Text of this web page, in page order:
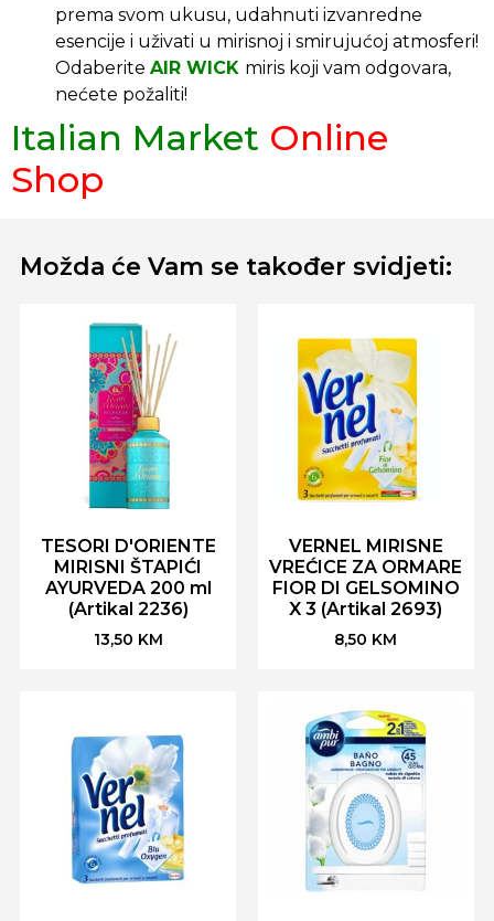
prema svom ukusu, udahnuti izvanredne
esencije i uživati ​​u mirisnoj i smirujućoj atmosferi!
Odaberite AIR WICK miris koji vam odgovara,
nećete požaliti!
Italian Market Online
Shop
Možda će Vam se također svidjeti:
TESORI D'ORIENTE
MIRISNI ŠTAPIĆI
AYURVEDA 200 ml
(Artikal 2236)
13,50 KM
VERNEL MIRISNE
VREĆICE ZA ORMARE
FIOR DI GELSOMINO
X 3 (Artikal 2693)
8,50 KM